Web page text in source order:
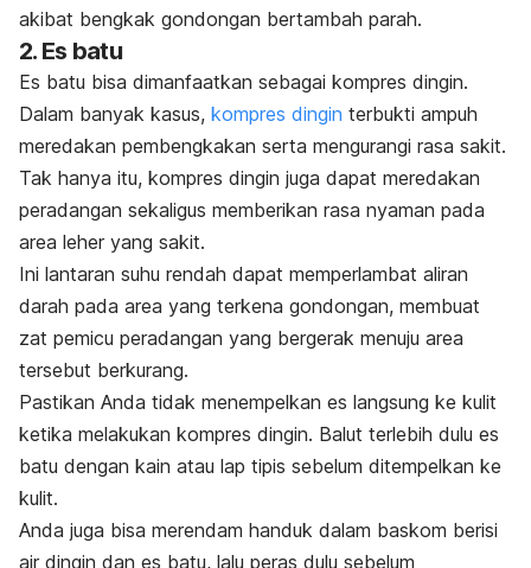
akibat bengkak gondongan bertambah parah.
2. Es batu
Es batu bisa dimanfaatkan sebagai kompres dingin.
Dalam banyak kasus, kompres dingin terbukti ampuh
meredakan pembengkakan serta mengurangi rasa sakit.
Tak hanya itu, kompres dingin juga dapat meredakan
peradangan sekaligus memberikan rasa nyaman pada
area leher yang sakit.
Ini lantaran suhu rendah dapat memperlambat aliran
darah pada area yang terkena gondongan, membuat
zat pemicu peradangan yang bergerak menuju area
tersebut berkurang.
Pastikan Anda tidak menempelkan es langsung ke kulit
ketika melakukan kompres dingin. Balut terlebih dulu es
batu dengan kain atau lap tipis sebelum ditempelkan ke
kulit.
Anda juga bisa merendam handuk dalam baskom berisi
air dingin dan es batu, lalu peras dulu sebelum